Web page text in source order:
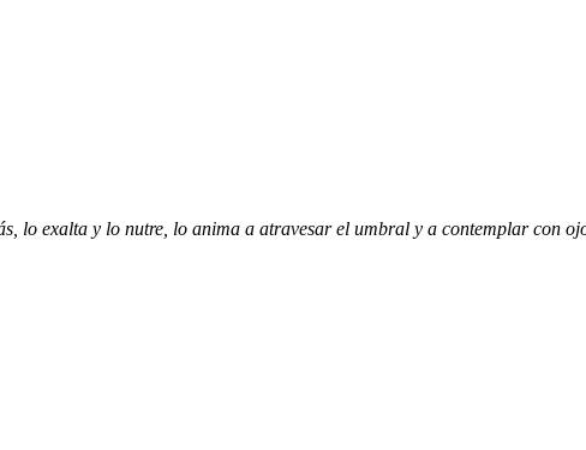
lo exalta y lo nutre, lo anima a atravesar el umbral y a contemplar con